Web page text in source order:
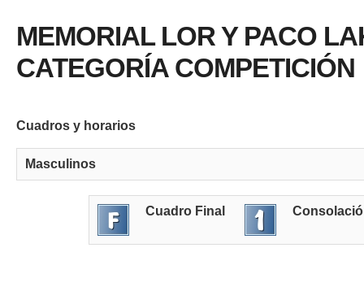
MEMORIAL LOR Y PACO
CATEGORÍA COMPETICIÓN
Cuadros y horarios
Masculinos
Cuadro Final